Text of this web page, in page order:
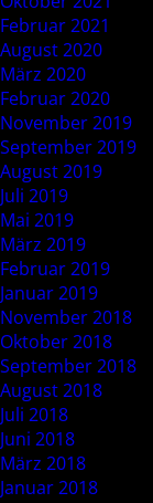
Februar 2021
August 2020
März 2020
Februar 2020
November 2019
September 2019
August 2019
Juli 2019
Mai 2019
März 2019
Februar 2019
Januar 2019
November 2018
Oktober 2018
September 2018
August 2018
Juli 2018
Juni 2018
März 2018
Januar 2018